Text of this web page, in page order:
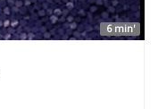
6 min'